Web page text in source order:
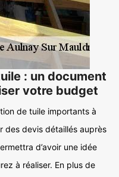
: un document
votre budget
de tuile importants à
des devis détaillés auprès
d’avoir une idée
à réaliser. En plus de